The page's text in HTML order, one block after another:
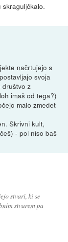
skraguljčkalo.
načrtujejo s
svoja
društvo z
imaš od tega?)
malo zmedet
Skrivni kult,
- pol niso baš
stvari, ki se
stvarem pa